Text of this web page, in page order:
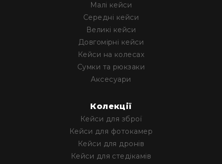
Малі кейси
Середні кейси
Великі кейси
Довгомірні кейси
Кейси на колесах
Сумки та рюкзаки
Аксесуари
Колекції
Кейси для зброї
Кейси для фотокамер
Кейси для дронів
Кейси для стедікамів